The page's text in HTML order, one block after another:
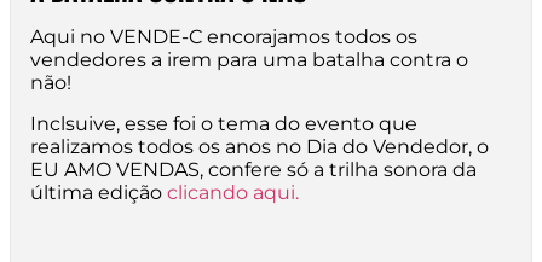
Aqui no VENDE-C encorajamos todos os
vendedores a irem para uma batalha contra o
não!
Inclsuive, esse foi o tema do evento que
realizamos todos os anos no Dia do Vendedor, o
EU AMO VENDAS, confere só a trilha sonora da
última edição clicando aqui.